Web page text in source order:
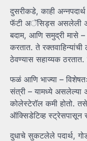
दुसरीकडे, काही
फॅटी अॅसिड्स असलेली
बदाम, आणि समुद्री मासे
करतात. ते
ठेवण्यास सहाय्यक
फळं आणि भाज्या –
संत्री – यामध्ये असलेल्या
कोलेस्टेरॉल कमी होतो.
ऑक्सिडेटिव्ह स्ट्रेसपासून
दुधाचे सुकटलेले पदार्थ,